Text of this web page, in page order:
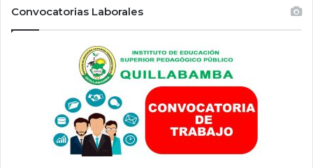
Convocatorias Laborales